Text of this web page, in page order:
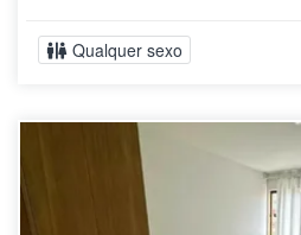
Qualquer sexo